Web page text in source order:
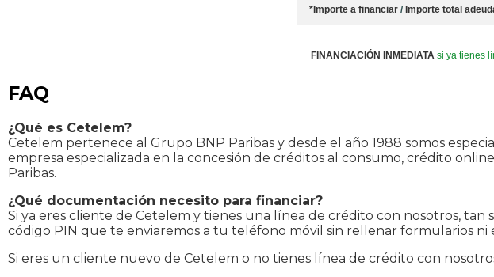
*Importe a financiar /Importe total
FINANCIACIÓN INMEDIATA si ya tienes
FAQ
¿Qué es Cetelem?
Cetelem pertenece al Grupo BNP Paribas y desde el año 1988 somos
empresa especializada en la concesión de créditos al consumo, crédito
Paribas.
¿Qué documentación necesito para financiar?
Si ya eres cliente de Cetelem y tienes una línea de crédito con nosotros,
código PIN que te enviaremos a tu teléfono móvil sin rellenar formularios ni
Si eres un cliente nuevo de Cetelem o no tienes línea de crédito con